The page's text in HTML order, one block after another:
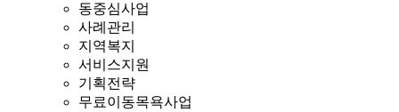
동중심사업
사례관리
지역복지
서비스지원
기획전략
무료이동목욕사업